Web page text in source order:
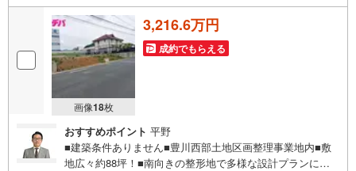
画像18枚
3,216.6万円
成約でもらえる
おすすめポイント 平野
■建築条件ありません■豊川西部土地区画整理事業地内■敷
地広々約88坪！■南向きの整形地で多様な設計プランに対